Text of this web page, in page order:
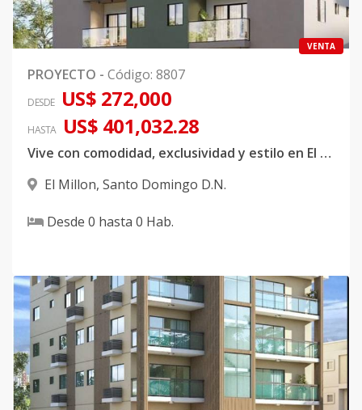
VENTA
PROYECTO - Código: 8807
DESDE US$ 272,000
HASTA US$ 401,032.28
Vive con comodidad, exclusividad y estilo en El Millón
El Millon, Santo Domingo D.N.
Desde 0 hasta 0 Hab.